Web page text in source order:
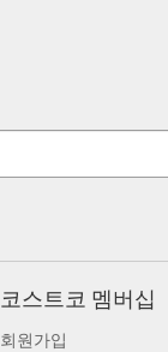
코스트코 멤버십
회원가입